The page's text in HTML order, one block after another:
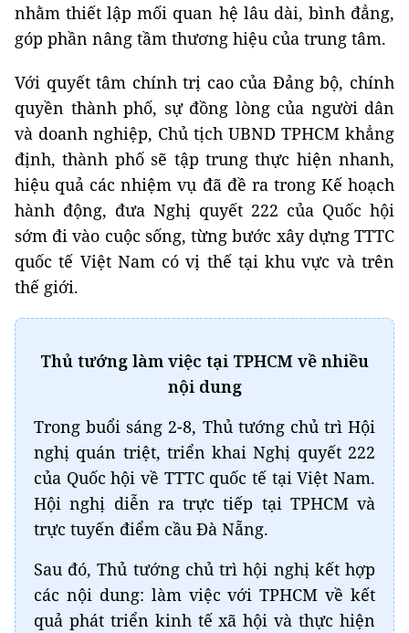
nhằm thiết lập mối quan hệ lâu dài, bình đẳng,
góp phần nâng tầm thương hiệu của trung tâm.
Với quyết tâm chính trị cao của Đảng bộ, chính
quyền thành phố, sự đồng lòng của người dân
và doanh nghiệp, Chủ tịch UBND TPHCM khẳng
định, thành phố sẽ tập trung thực hiện nhanh,
hiệu quả các nhiệm vụ đã đề ra trong Kế hoạch
hành động, đưa Nghị quyết 222 của Quốc hội
sớm đi vào cuộc sống, từng bước xây dựng TTTC
quốc tế Việt Nam có vị thế tại khu vực và trên
thế giới.
Thủ tướng làm việc tại TPHCM về nhiều
nội dung
Trong buổi sáng 2-8, Thủ tướng chủ trì Hội
nghị quán triệt, triển khai Nghị quyết 222
của Quốc hội về TTTC quốc tế tại Việt Nam.
Hội nghị diễn ra trực tiếp tại TPHCM và
trực tuyến điểm cầu Đà Nẵng.
Sau đó, Thủ tướng chủ trì hội nghị kết hợp
các nội dung: làm việc với TPHCM về kết
quả phát triển kinh tế xã hội và thực hiện